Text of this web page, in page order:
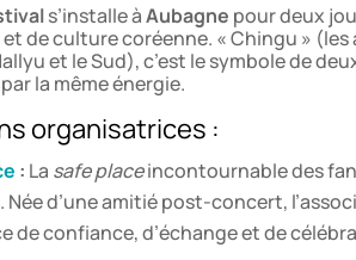
s’installe àAubagne pour deux
de culture coréenne. « Chingu » (les
et le Sud), c’est le symbole de
la même énergie.
organisatrices :
: La safe placeincontournable des
Née d’une amitié post-concert,
de confiance, d’échange et de